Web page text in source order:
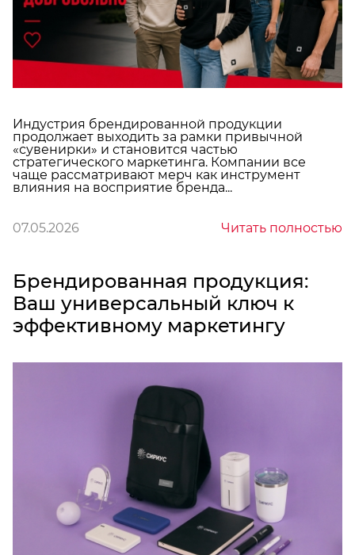
Индустрия брендированной продукции
продолжает выходить за рамки привычной
«сувенирки» и становится частью
стратегического маркетинга. Компании все
чаще рассматривают мерч как инструмент
влияния на восприятие бренда...
07.05.2026 Читать полностью
Брендированная продукция:
Ваш универсальный ключ к
эффективному маркетингу